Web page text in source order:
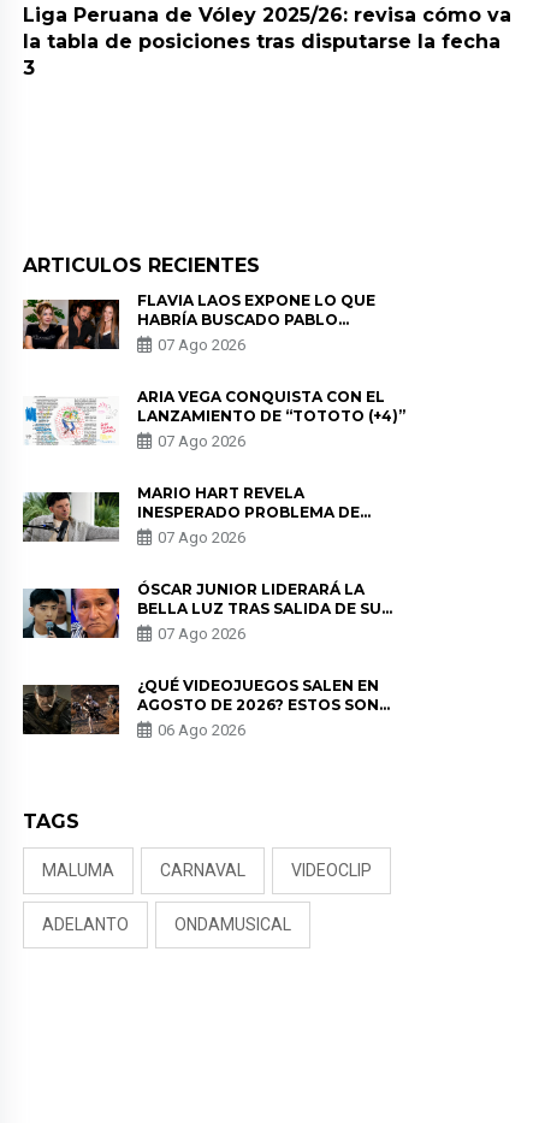
Liga Peruana de Vóley 2025/26: revisa cómo va
la tabla de posiciones tras disputarse la fecha
3
ARTICULOS RECIENTES
FLAVIA LAOS EXPONE LO QUE
HABRÍA BUSCADO PABLO
HEREDIA CON ALE FULLER: “UNA
DE LAS PARTES QUERÍA EL
07 Ago 2026
ARIA VEGA CONQUISTA CON EL
LANZAMIENTO DE “TOTOTO (+4)”
07 Ago 2026
MARIO HART REVELA
INESPERADO PROBLEMA DE
SALUD ANTES DE SEPARARSE DE
KORINA: “ME ENCONTRARON UN
07 Ago 2026
ÓSCAR JUNIOR LIDERARÁ LA
BELLA LUZ TRAS SALIDA DE SU
PADRE POR POLÉMICA CON
NALDY SALDAÑA
07 Ago 2026
¿QUÉ VIDEOJUEGOS SALEN EN
AGOSTO DE 2026? ESTOS SON
LOS ESTRENOS MÁS ESPERADOS
06 Ago 2026
TAGS
MALUMA CARNAVAL VIDEOCLIP
ADELANTO ONDAMUSICAL